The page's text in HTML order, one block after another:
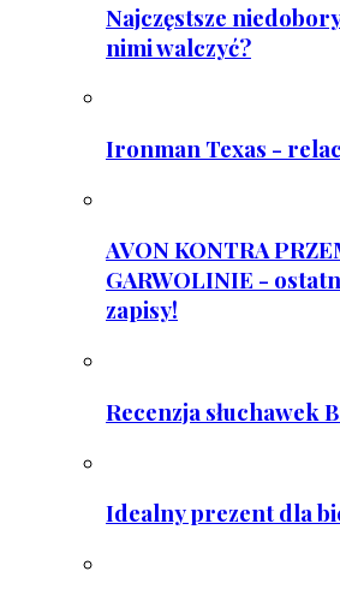
Najczęstsze
nimi walczyć?
Ironman Texas -
AVON KONTRA
GARWOLINIE -
zapisy!
Recenzja słuchawek
Idealny prezent dla